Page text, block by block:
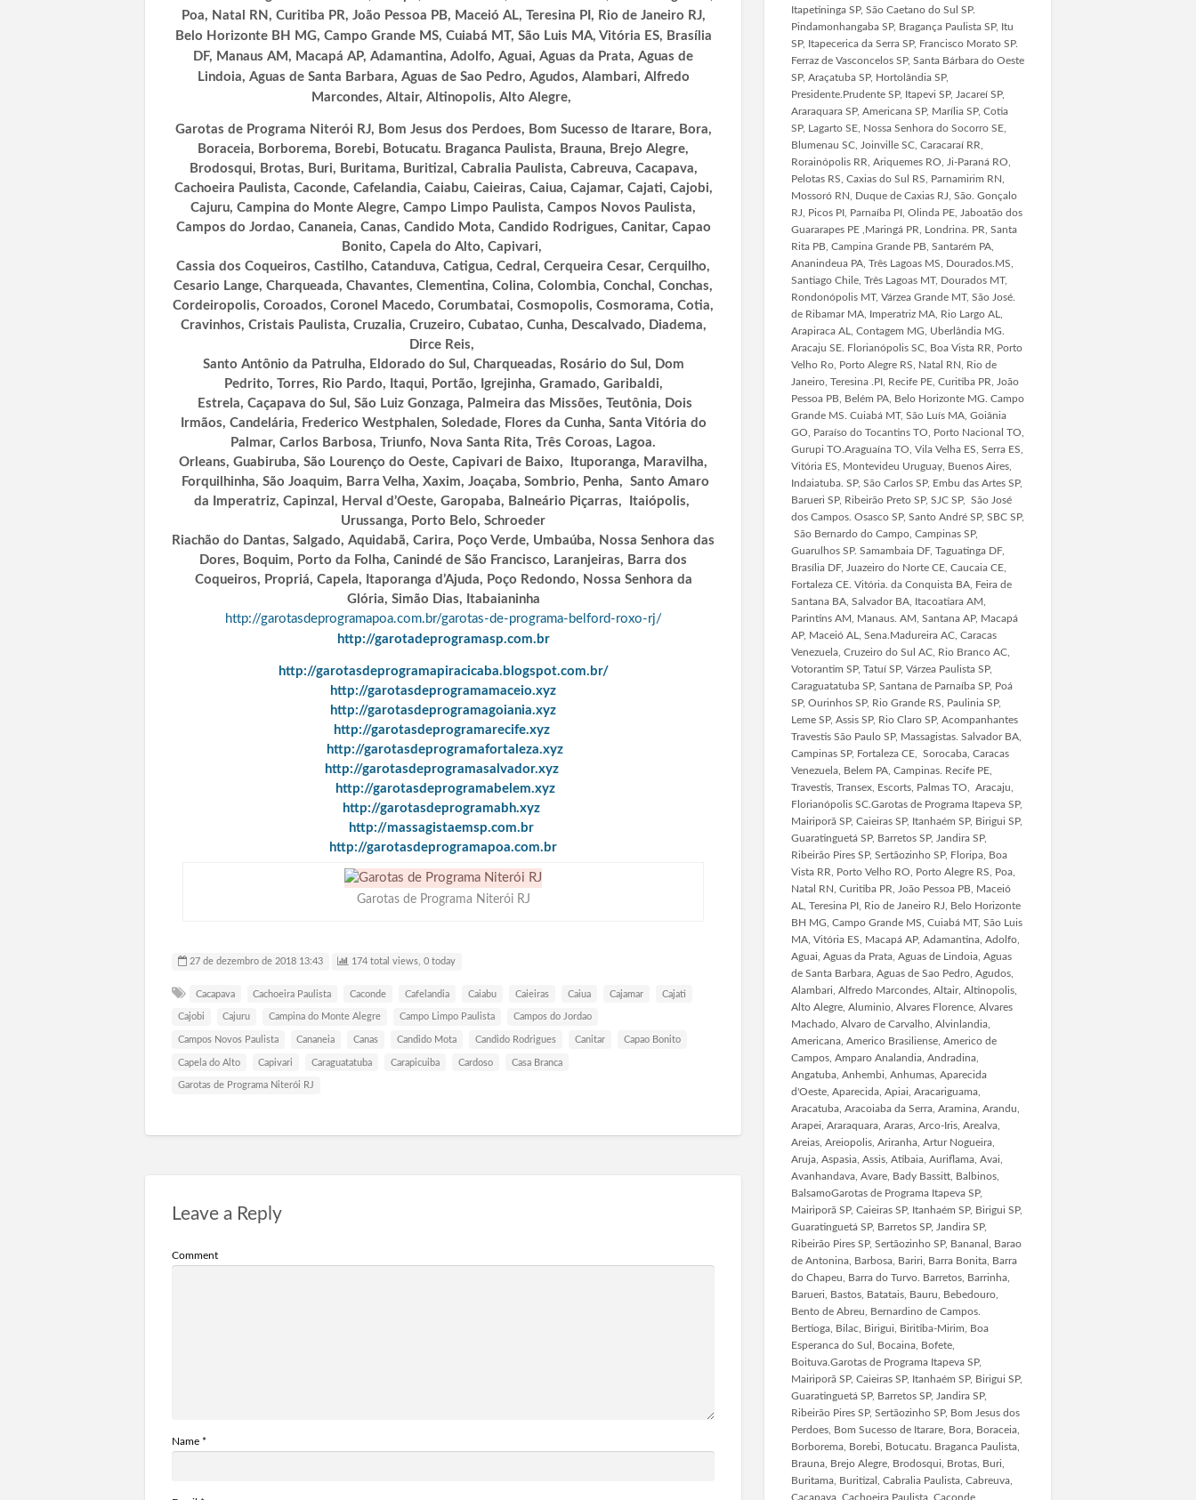
Poa, Natal RN, Curitiba PR, João Pessoa PB, Maceió AL, Teresina PI, Rio de Janeiro RJ,
Belo Horizonte BH MG, Campo Grande MS, Cuiabá MT, São Luis MA, Vitória ES, Brasília
DF, Manaus AM, Macapá AP, Adamantina, Adolfo, Aguai, Aguas da Prata, Aguas de
Lindoia, Aguas de Santa Barbara, Aguas de Sao Pedro, Agudos, Alambari, Alfredo
Marcondes, Altair, Altinopolis, Alto Alegre,
Garotas de Programa Niterói RJ, Bom Jesus dos Perdoes, Bom Sucesso de Itarare, Bora,
Boraceia, Borborema, Borebi, Botucatu. Braganca Paulista, Brauna, Brejo Alegre,
Brodosqui, Brotas, Buri, Buritama, Buritizal, Cabralia Paulista, Cabreuva, Cacapava,
Cachoeira Paulista, Caconde, Cafelandia, Caiabu, Caieiras, Caiua, Cajamar, Cajati, Cajobi,
Cajuru, Campina do Monte Alegre, Campo Limpo Paulista, Campos Novos Paulista,
Campos do Jordao, Cananeia, Canas, Candido Mota, Candido Rodrigues, Canitar, Capao
Bonito, Capela do Alto, Capivari,
Cassia dos Coqueiros, Castilho, Catanduva, Catigua, Cedral, Cerqueira Cesar, Cerquilho,
Cesario Lange, Charqueada, Chavantes, Clementina, Colina, Colombia, Conchal, Conchas,
Cordeiropolis, Coroados, Coronel Macedo, Corumbatai, Cosmopolis, Cosmorama, Cotia,
Cravinhos, Cristais Paulista, Cruzalia, Cruzeiro, Cubatao, Cunha, Descalvado, Diadema,
Dirce Reis,
Santo Antônio da Patrulha, Eldorado do Sul, Charqueadas, Rosário do Sul, Dom
Pedrito, Torres, Rio Pardo, Itaqui, Portão, Igrejinha, Gramado, Garibaldi,
Estrela, Caçapava do Sul, São Luiz Gonzaga, Palmeira das Missões, Teutônia, Dois
Irmãos, Candelária, Frederico Westphalen, Soledade, Flores da Cunha, Santa Vitória do
Palmar, Carlos Barbosa, Triunfo, Nova Santa Rita, Três Coroas, Lagoa.
Orleans, Guabiruba, São Lourenço do Oeste, Capivari de Baixo, Ituporanga, Maravilha,
Forquilhinha, São Joaquim, Barra Velha, Xaxim, Joaçaba, Sombrio, Penha, Santo Amaro
da Imperatriz, Capinzal, Herval d’Oeste, Garopaba, Balneário Piçarras, Itaiópolis,
Urussanga, Porto Belo, Schroeder
Riachão do Dantas, Salgado, Aquidabã, Carira, Poço Verde, Umbaúba, Nossa Senhora das
Dores, Boquim, Porto da Folha, Canindé de São Francisco, Laranjeiras, Barra dos
Coqueiros, Propriá, Capela, Itaporanga d’Ajuda, Poço Redondo, Nossa Senhora da
Glória, Simão Dias, Itabaianinha
http://garotasdeprogramapoa.com.br/garotas-de-programa-belford-roxo-rj/
http://garotadeprogramasp.com.br
http://garotasdeprogramapiracicaba.blogspot.com.br/
http://garotasdeprogramamaceio.xyz
http://garotasdeprogramagoiania.xyz
http://garotasdeprogramarecife.xyz
http://garotasdeprogramafortaleza.xyz
http://garotasdeprogramasalvador.xyz
http://garotasdeprogramabelem.xyz
http://garotasdeprogramabh.xyz
http://massagistaemsp.com.br
http://garotasdeprogramapoa.com.br
Garotas de Programa Niterói RJ
27 de dezembro de 2018 13:43 174 total views, 0 today
Cacapava Cachoeira Paulista Caconde Cafelandia Caiabu Caieiras Caiua Cajamar Cajati
Cajobi Cajuru Campina do Monte Alegre Campo Limpo Paulista Campos do Jordao
Campos Novos Paulista Cananeia Canas Candido Mota Candido Rodrigues Canitar Capao Bonito
Capela do Alto Capivari Caraguatatuba Carapicuiba Cardoso Casa Branca
Garotas de Programa Niterói RJ
Leave a Reply
Comment
Name *
Itapetininga SP, São Caetano do Sul SP.
Pindamonhangaba SP, Bragança Paulista SP, Itu
SP, Itapecerica da Serra SP, Francisco Morato SP.
Ferraz de Vasconcelos SP, Santa Bárbara do Oeste
SP, Araçatuba SP, Hortolândia SP,
Presidente.Prudente SP, Itapevi SP, Jacareí SP,
Araraquara SP, Americana SP, Marília SP, Cotia
SP, Lagarto SE, Nossa Senhora do Socorro SE,
Blumenau SC, Joinville SC, Caracaraí RR,
Rorainópolis RR, Ariquemes RO, Ji-Paraná RO,
Pelotas RS, Caxias do Sul RS, Parnamirim RN,
Mossoró RN, Duque de Caxias RJ, São. Gonçalo
RJ, Picos PI, Parnaíba PI, Olinda PE, Jaboatão dos
Guararapes PE ,Maringá PR, Londrina. PR, Santa
Rita PB, Campina Grande PB, Santarém PA,
Ananindeua PA, Três Lagoas MS, Dourados.MS,
Santiago Chile, Três Lagoas MT, Dourados MT,
Rondonópolis MT, Várzea Grande MT, São José.
de Ribamar MA, Imperatriz MA, Rio Largo AL,
Arapiraca AL, Contagem MG, Uberlândia MG.
Aracaju SE. Florianópolis SC, Boa Vista RR, Porto
Velho Ro, Porto Alegre RS, Natal RN, Rio de
Janeiro, Teresina .PI, Recife PE, Curitiba PR, João
Pessoa PB, Belém PA, Belo Horizonte MG. Campo
Grande MS. Cuiabá MT, São Luís MA, Goiânia
GO, Paraíso do Tocantins TO, Porto Nacional TO,
Gurupi TO.Araguaína TO, Vila Velha ES, Serra ES,
Vitória ES, Montevideu Uruguay, Buenos Aires,
Indaiatuba. SP, São Carlos SP, Embu das Artes SP,
Barueri SP, Ribeirão Preto SP, SJC SP, São José
dos Campos. Osasco SP, Santo André SP, SBC SP,
São Bernardo do Campo, Campinas SP,
Guarulhos SP. Samambaia DF, Taguatinga DF,
Brasília DF, Juazeiro do Norte CE, Caucaia CE,
Fortaleza CE. Vitória. da Conquista BA, Feira de
Santana BA, Salvador BA, Itacoatiara AM,
Parintins AM, Manaus. AM, Santana AP, Macapá
AP, Maceió AL, Sena.Madureira AC, Caracas
Venezuela, Cruzeiro do Sul AC, Rio Branco AC,
Votorantim SP, Tatuí SP, Várzea Paulista SP,
Caraguatatuba SP, Santana de Parnaíba SP, Poá
SP, Ourinhos SP, Rio Grande RS, Paulinia SP,
Leme SP, Assis SP, Rio Claro SP, Acompanhantes
Travestis São Paulo SP, Massagistas. Salvador BA,
Campinas SP, Fortaleza CE, Sorocaba, Caracas
Venezuela, Belem PA, Campinas. Recife PE,
Travestis, Transex, Escorts, Palmas TO, Aracaju,
Florianópolis SC.Garotas de Programa Itapeva SP,
Mairiporã SP, Caieiras SP, Itanhaém SP, Birigui SP,
Guaratinguetá SP, Barretos SP, Jandira SP,
Ribeirão Pires SP, Sertãozinho SP, Floripa, Boa
Vista RR, Porto Velho RO, Porto Alegre RS, Poa,
Natal RN, Curitiba PR, João Pessoa PB, Maceió
AL, Teresina PI, Rio de Janeiro RJ, Belo Horizonte
BH MG, Campo Grande MS, Cuiabá MT, São Luis
MA, Vitória ES, Macapá AP, Adamantina, Adolfo,
Aguai, Aguas da Prata, Aguas de Lindoia, Aguas
de Santa Barbara, Aguas de Sao Pedro, Agudos,
Alambari, Alfredo Marcondes, Altair, Altinopolis,
Alto Alegre, Aluminio, Alvares Florence, Alvares
Machado, Alvaro de Carvalho, Alvinlandia,
Americana, Americo Brasiliense, Americo de
Campos, Amparo Analandia, Andradina,
Angatuba, Anhembi, Anhumas, Aparecida
d'Oeste, Aparecida, Apiai, Aracariguama,
Aracatuba, Aracoiaba da Serra, Aramina, Arandu,
Arapei, Araraquara, Araras, Arco-Iris, Arealva,
Areias, Areiopolis, Ariranha, Artur Nogueira,
Aruja, Aspasia, Assis, Atibaia, Auriflama, Avai,
Avanhandava, Avare, Bady Bassitt, Balbinos,
BalsamoGarotas de Programa Itapeva SP,
Mairiporã SP, Caieiras SP, Itanhaém SP, Birigui SP,
Guaratinguetá SP, Barretos SP, Jandira SP,
Ribeirão Pires SP, Sertãozinho SP, Bananal, Barao
de Antonina, Barbosa, Bariri, Barra Bonita, Barra
do Chapeu, Barra do Turvo. Barretos, Barrinha,
Barueri, Bastos, Batatais, Bauru, Bebedouro,
Bento de Abreu, Bernardino de Campos.
Bertioga, Bilac, Birigui, Biritiba-Mirim, Boa
Esperanca do Sul, Bocaina, Bofete,
Boituva.Garotas de Programa Itapeva SP,
Mairiporã SP, Caieiras SP, Itanhaém SP, Birigui SP,
Guaratinguetá SP, Barretos SP, Jandira SP,
Ribeirão Pires SP, Sertãozinho SP, Bom Jesus dos
Perdoes, Bom Sucesso de Itarare, Bora, Boraceia,
Borborema, Borebi, Botucatu. Braganca Paulista,
Brauna, Brejo Alegre, Brodosqui, Brotas, Buri,
Buritama, Buritizal, Cabralia Paulista, Cabreuva,
Cacapava, Cachoeira Paulista, Caconde,